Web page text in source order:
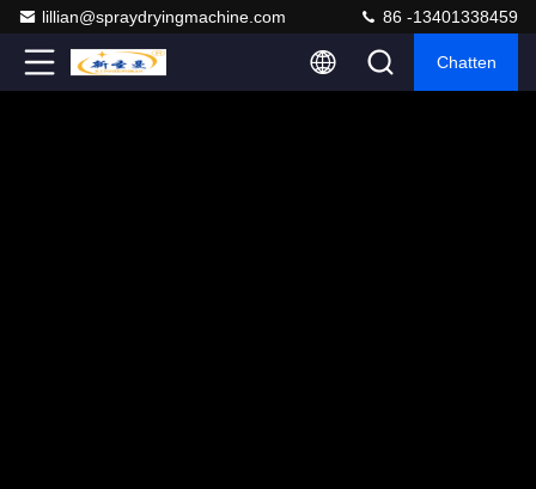
lillian@spraydryingmachine.com 86 -13401338459
Chatten